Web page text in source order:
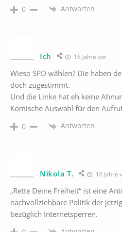
0 Antworten
Ich 16 Jahre vor
Wieso SPD wählen? Die haben
doch zugestimmt.
Und die Linke hat eh keine
Komische Auswahl für den
0 Antworten
Nikola T. 16 Jahre
„Rette Deine Freiheit“ ist eine
nachvollziehbare Politik der
bezüglich Internetsperren.